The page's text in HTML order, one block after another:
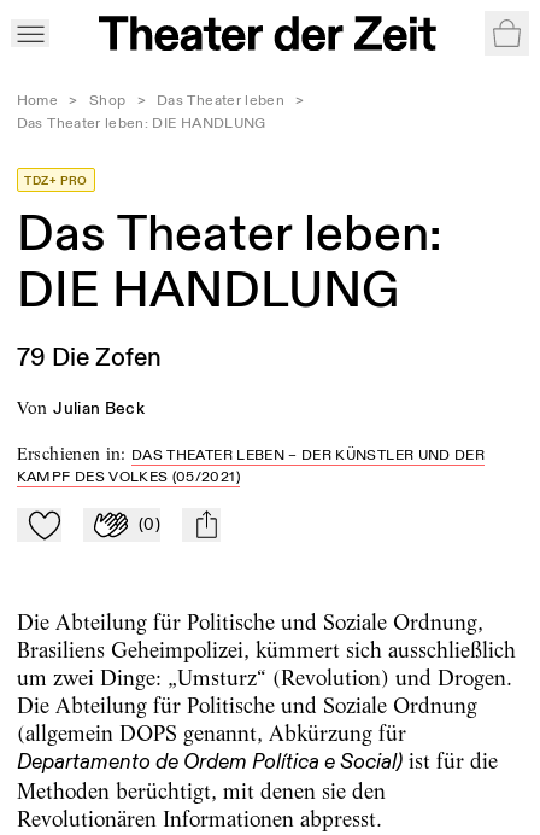
Home > Shop > Das Theater leben
>
Das Theater leben: DIE HANDLUNG
TDZ+ PRO
Das Theater leben:
DIE HANDLUNG
79 Die Zofen
von Julian Beck
Erschienen in: DAS THEATER LEBEN – DER KÜNSTLER UND DER
KAMPF DES VOLKES (05/2021)
Zu Mein-TdZ hinzufügen
Applaudieren
(0) mail
Die Abteilung für Politische und Soziale Ordnung,
Brasiliens Geheimpolizei, kümmert sich ausschließlich
um zwei Dinge: „Umsturz“ (Revolution) und Drogen.
Die Abteilung für Politische und Soziale Ordnung
(allgemein DOPS genannt, Abkürzung für
Departamento de Ordem Política e Social)ist für die
Methoden berüchtigt, mit denen sie den
Revolutionären Informationen abpresst.